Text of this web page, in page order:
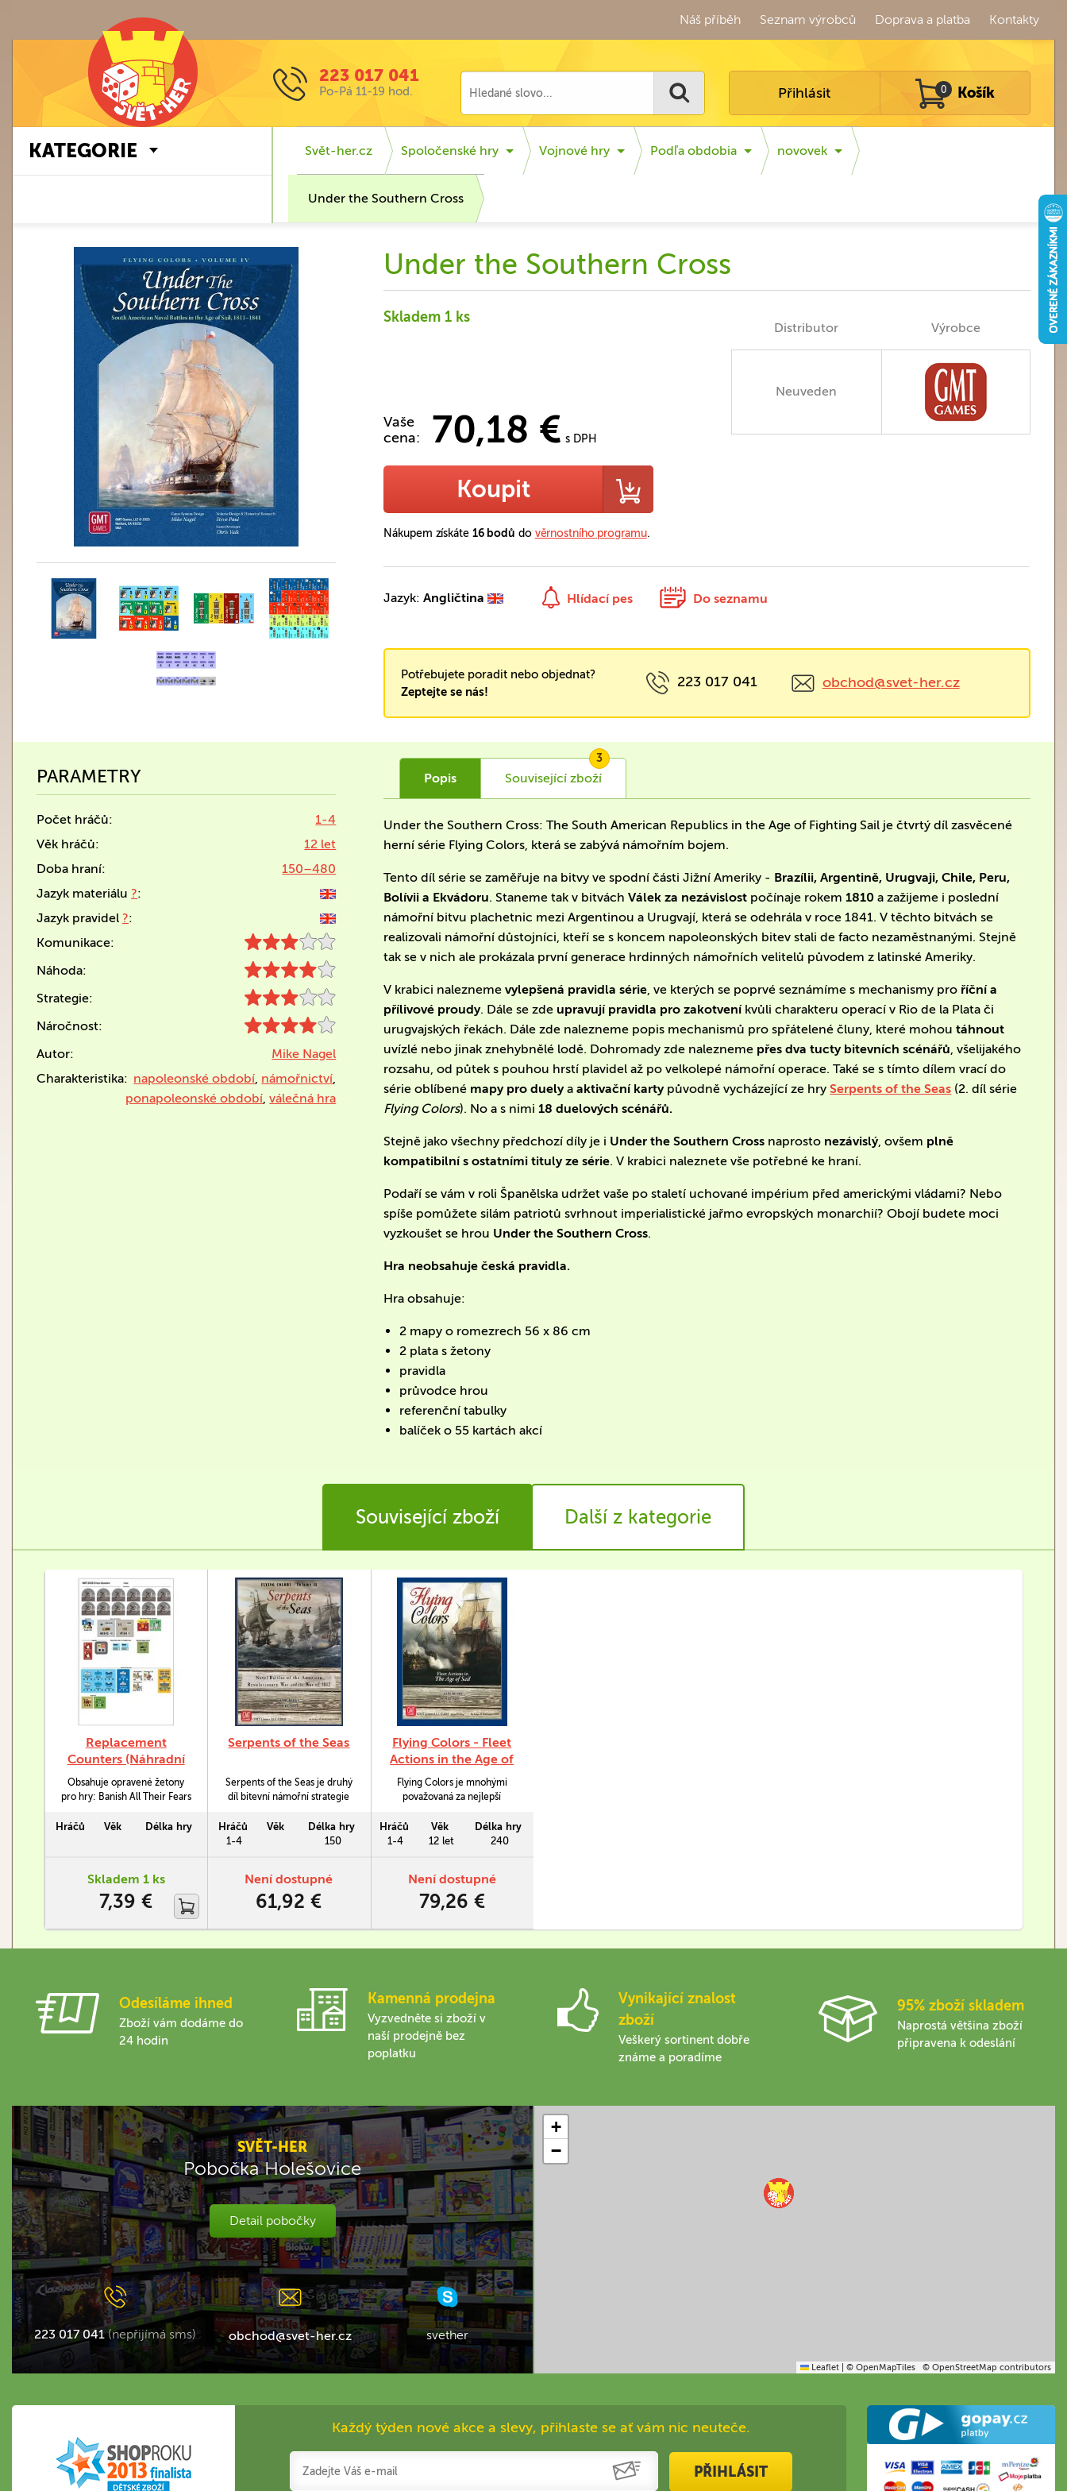
Náš příběh Seznam výrobců Doprava a platba Kontakty
223 017 041
Po-Pá 11-19 hod. Přihlásit 0 Košík
KATEGORIE Svět-her.cz Spoločenské hry Vojnové hry Podľa obdobia novovek
Under the Southern Cross
Under the Southern Cross
Vaše
cena:
70,18 € s DPH
Skladem 1 ks
Koupit
Nákupem získáte 16 bodů do věrnostního programu.
Distributor Výrobce
Neuveden
Jazyk:Angličtina Hlídací pes Do seznamu
Potřebujete poradit nebo objednat?
Zeptejte se nás!
223 017 041 obchod@svet-her.cz
PARAMETRY
Počet hráčů:
1-4
Věk hráčů:
12 let
Doba hraní:
150–480
Jazyk materiálu ?:
Jazyk pravidel ?:
Komunikace:
Náhoda:
Strategie:
Náročnost:
Autor:
Mike Nagel
Charakteristika: napoleonské období, námořnictví,
ponapoleonské období,válečná hra
Popis Související zboží
3
Under the Southern Cross: The South American Republics in the Age of Fighting Sail je čtvrtý díl zasvěcené
herní série Flying Colors, která se zabývá námořním bojem.
Tento díl série se zaměřuje na bitvy ve spodní části Jižní Ameriky - Brazílii, Argentině, Urugvaji, Chile, Peru,
Bolívii a Ekvádoru. Staneme tak v bitváchVálek za nezávislost počínaje rokem1810a zažijeme i poslední
námořní bitvu plachetnic mezi Argentinou a Urugvají, která se odehrála v roce 1841. V těchto bitvách se
realizovali námořní důstojníci, kteří se s koncem napoleonských bitev stali de facto nezaměstnanými. Stejně
tak se v nich ale prokázala první generace hrdinných námořních velitelů původem z latinské Ameriky.
V krabici naleznemevylepšená pravidla série, ve kterých se poprvé seznámíme s mechanismy pro říční a
přílivové proudy. Dále se zde upravují pravidla pro zakotveníkvůli charakteru operací v Rio de la Plata či
urugvajských řekách. Dále zde nalezneme popis mechanismů pro spřátelené čluny, které mohoutáhnout
uvízlé nebo jinak znehybnělé lodě. Dohromady zde nalezneme přes dva tucty bitevních scénářů, všelijakého
rozsahu, od půtek s pouhou hrstí plavidel až po velkolepé námořní operace. Také se s tímto dílem vrací do
série oblíbené mapy pro duelyaaktivační kartypůvodně vycházející ze hrySerpents of the Seas (2. díl série
Flying Colors). No a s nimi18 duelových scénářů.
Stejně jako všechny předchozí díly je i Under the Southern Cross naprosto nezávislý, ovšem plně
kompatibilní s ostatními tituly ze série. V krabici naleznete vše potřebné ke hraní.
Podaří se vám v roli Španělska udržet vaše po staletí uchované impérium před americkými vládami? Nebo
spíše pomůžete silám patriotů svrhnout imperialistické jařmo evropských monarchií? Obojí budete moci
vyzkoušet se hrou Under the Southern Cross.
Hra neobsahuje česká pravidla.
Hra obsahuje:
2 mapy o romezrech 56 x 86 cm
2 plata s žetony
pravidla
průvodce hrou
referenční tabulky
balíček o 55 kartách akcí
Související zboží Další z kategorie
Replacement
Counters (Náhradní
žetony) GMT 2024
Obsahuje opravené žetony
pro hry: Banish All Their Fears
France '40 Next War: Poland
Russian Campaign Under the
Southern Cross
Hráčů Věk Délka hry
Skladem 1 ks
7,39 €
Serpents of the Seas
Serpents of the Seas je druhý
díl bitevní námořní strategie
tentokrát zaměřuje na bitvy
fregat na velkých jezerech,
1812.
Hráčů
1-4
Věk
Délka hry
150
Není dostupné
61,92 €
Flying Colors - Fleet
Actions in the Age of
Sail
Flying Colors je mnohými
považovaná za nejlepší
námořními bitvami fregat.
Čekají vás neskutečně věrně
jako například naklánění lodi,
vliv větru či dolet střel.
Hráčů
1-4
Věk
12 let
Délka hry
240
Není dostupné
79,26 €
Odesíláme ihned
Zboží vám dodáme do
24 hodin
Kamenná prodejna
Vyzvedněte si zboží v
naší prodejně bez
poplatku
Vynikající znalost
zboží
Veškerý sortinent dobře
známe a poradíme
95% zboží skladem
Naprostá většina zboží
připravena k odeslání
SVĚT-HER
Pobočka Holešovice
Detail pobočky
223 017 041 (nepřijímá sms) obchod@svet-her.cz svether
+
−
Leaflet © OpenMapTiles © OpenStreetMap contributors
Každý týden nové akce a slevy, přihlaste se ať vám nic neuteče.
PŘIHLÁSIT